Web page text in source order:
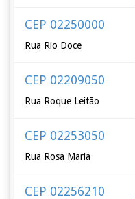
CEP 02250000
Rua Rio Doce
CEP 02209050
Rua Roque Leitão
CEP 02253050
Rua Rosa Maria
CEP 02256210